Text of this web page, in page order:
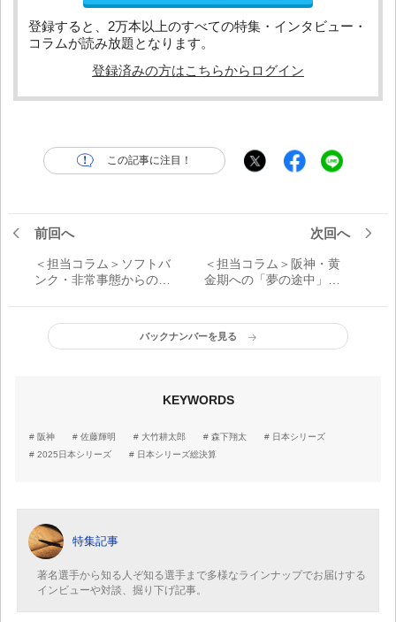
登録すると、2万本以上のすべての特集・インタビュー・
コラムが読み放題となります。
登録済みの方はこちらからログイン
この記事に注目！
前回へ
＜担当コラム＞ソフトバ
ンク・非常事態からの逆
だ日本一
次回へ
＜担当コラム＞阪神・黄
金期への「夢の途中」
バックナンバーを見る
KEYWORDS
阪神 佐藤輝明 大竹耕太郎 森下翔太
日本シリーズ
2025日本シリーズ
日本シリーズ総決算
特集記事
著名選手から知る人ぞ知る選手まで多様なラインナップでお届けする
インビューや対談、掘り下げ記事。